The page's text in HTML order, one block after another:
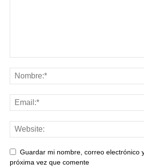
Guardar mi nombre, correo electrónico
próxima vez que comente